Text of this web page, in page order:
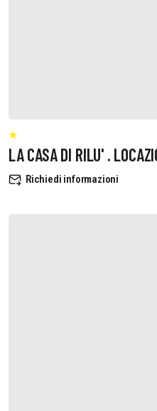
LA CASA DI RILU' .
Richiedi informazioni